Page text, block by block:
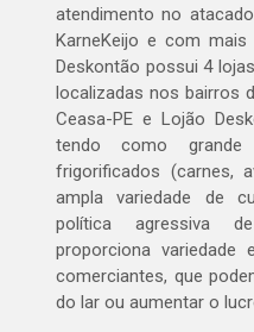
atendimento no
KarneKeijo e com
Deskontão possui 4
localizadas nos bairros
Ceasa-PE e Lojão
tendo como
frigorificados (carnes,
ampla variedade de
política agressiva
proporciona
comerciantes, que
do lar ou aumentar o